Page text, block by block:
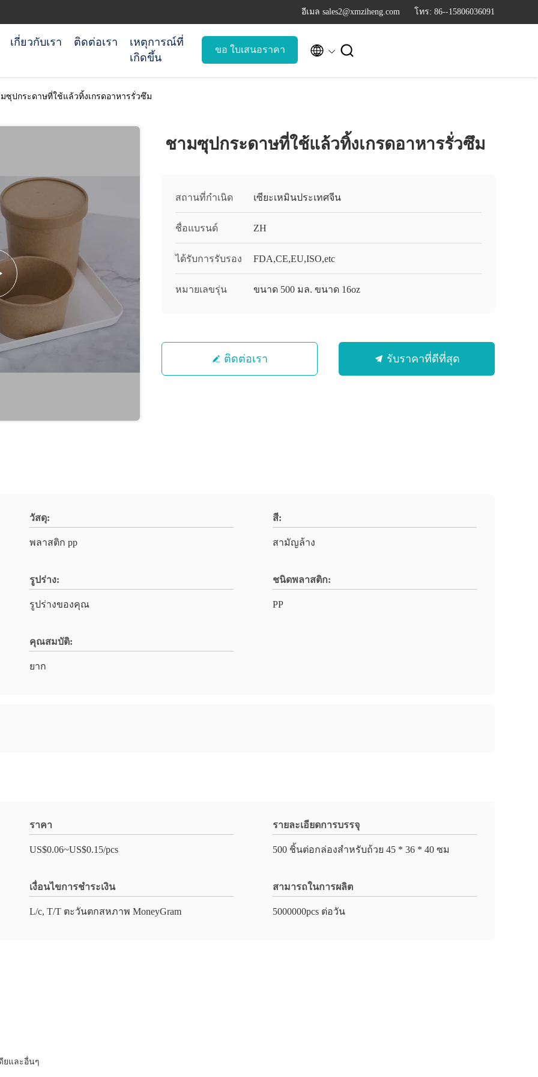
อีเมล sales2@xmziheng.com โทร: 86--15806036091
เกี่ยวกับเรา ติดต่อเรา
เหตุการณ์ที่
เกิดขึ้น
ขอ ใบเสนอราคา  
ซุปกระดาษที่ใช้แล้วทิ้งเกรดอาหารรั่วซึม
ชามซุปกระดาษที่ใช้แล้วทิ้งเกรดอาหารรั่วซึม
สถานที่กำเนิด เซียะเหมินประเทศจีน
ชื่อแบรนด์ ZH
ได้รับการรับรอง FDA,CE,EU,ISO,etc
หมายเลขรุ่น ขนาด 500 มล. ขนาด 16oz
ติดต่อเรา รับราคาที่ดีที่สุด
วัสดุ:
พลาสติก pp
สี:
สามัญล้าง
รูปร่าง:
รูปร่างของคุณ
ชนิดพลาสติก:
PP
คุณสมบัติ:
ยาก
ราคา
US$0.06~US$0.15/pcs
รายละเอียดการบรรจุ
500 ชิ้นต่อกล่องสำหรับถ้วย 45 * 36 * 40 ซม
เงื่อนไขการชำระเงิน
L/c, T/T ตะวันตกสหภาพ MoneyGram
สามารถในการผลิต
5000000pcs ต่อวัน
ยและอื่นๆ